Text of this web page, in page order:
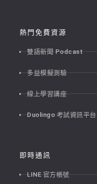
熱門免費資源
雙語新聞 Podcast
多益模擬測驗
線上學習講座
Duolingo 考試資訊平台
即時通訊
LINE 官方帳號